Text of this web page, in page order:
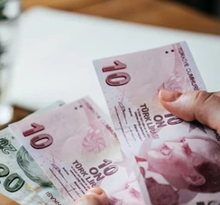
Персонал из Филиппин